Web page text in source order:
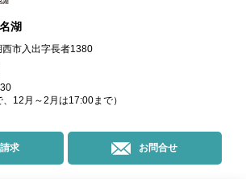
湖
市入出字長者1380
、12月～2月は17:00まで）
求 お問合せ